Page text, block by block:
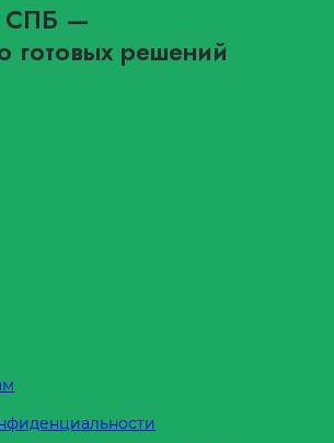
СПБ —
готовых решений